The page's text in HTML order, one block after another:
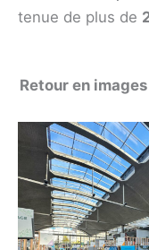
tenue de plus de
Retour en